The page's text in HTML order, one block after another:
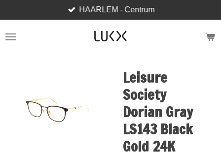
to
main
HAARLEM - Centrum
Leisure
Society
Dorian Gray
LS143 Black
Gold 24K